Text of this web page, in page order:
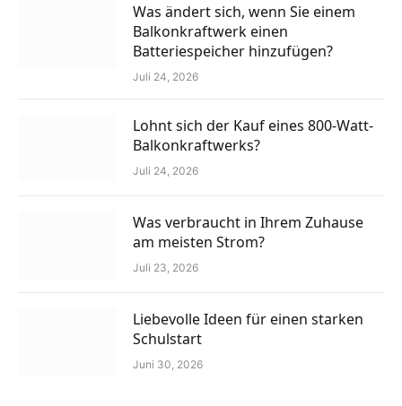
Was ändert sich, wenn Sie einem
Balkonkraftwerk einen
Batteriespeicher hinzufügen?
Juli 24, 2026
Lohnt sich der Kauf eines 800-Watt-
Balkonkraftwerks?
Juli 24, 2026
Was verbraucht in Ihrem Zuhause
am meisten Strom?
Juli 23, 2026
Liebevolle Ideen für einen starken
Schulstart
Juni 30, 2026